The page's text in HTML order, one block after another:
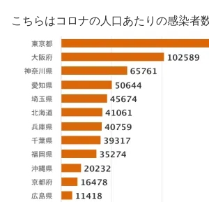
こちらはコロナの人口あたりの感染者